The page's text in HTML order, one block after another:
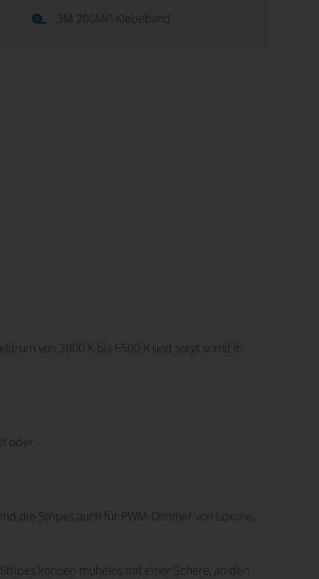
3M 200MP-Klebeband
von 2000 K bis 6500 K und sorgt somit in
oder
die Stripes auch für PWM-Dimmer von Loxone,
können mühelos mit einer Schere, an den